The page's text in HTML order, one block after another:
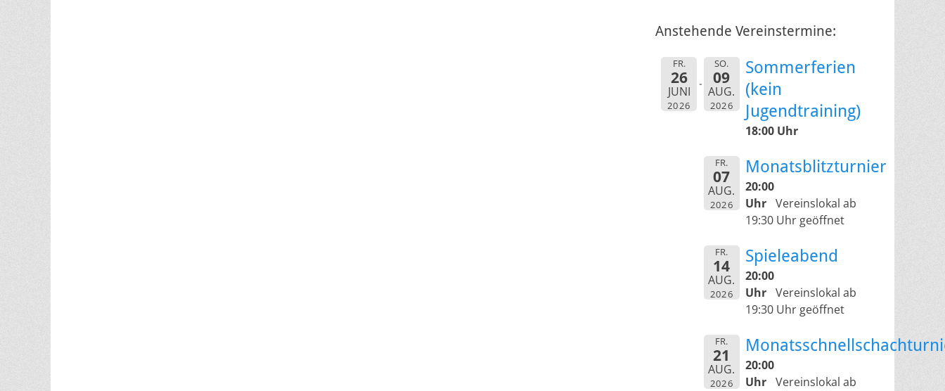
Anstehende Vereinstermine:
FR.
26
JUNI
2026
SO.
09
AUG.
2026
Sommerferien
(kein
Jugendtraining)
18:00 Uhr
FR.
07
AUG.
2026
Monatsblitzturnier
20:00
Uhr Vereinslokal ab
19:30 Uhr geöffnet
FR.
14
AUG.
2026
Spieleabend
20:00
Uhr Vereinslokal ab
19:30 Uhr geöffnet
FR.
21
AUG.
2026
20:00
Uhr Vereinslokal ab